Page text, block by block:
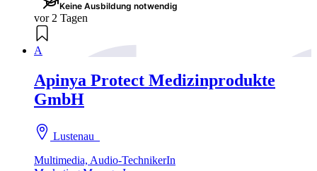
Keine Ausbildung notwendig
vor 2 Tagen
A
Apinya Protect Medizinprodukte
GmbH
Lustenau
Multimedia, Audio-TechnikerIn